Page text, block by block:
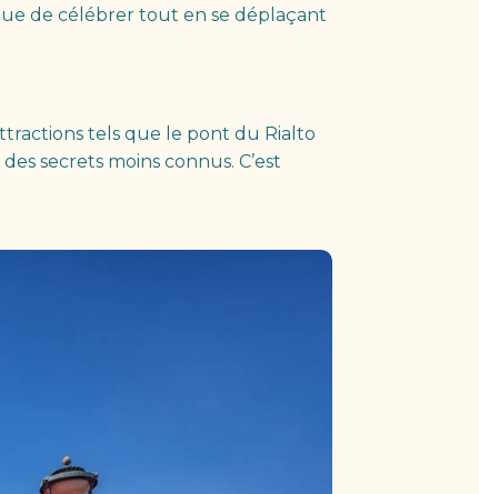
de célébrer tout en se déplaçant
tels que le pont du Rialto
secrets moins connus. C’est